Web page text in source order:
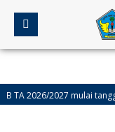
mulai tanggal 2 Juni-